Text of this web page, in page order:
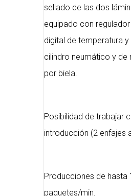
sellado de las dos
equipado con
digital de temperatura
cilindro neumático y de
por biela.
Posibilidad de trabajar
introducción (2 enfajes
Producciones de hasta
paquetes/min.